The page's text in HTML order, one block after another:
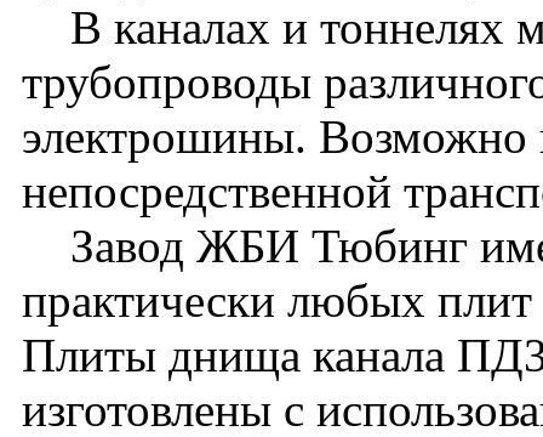
В каналах и тоннелях
трубопроводы
электрошины. Возможно
непосредственной
Завод ЖБИ Тюбинг
практически любых плит
Плиты днища канала
изготовлены с